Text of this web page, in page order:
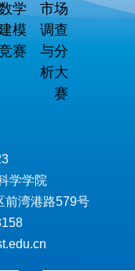
学
模
赛
市场
调查
与分
析大
赛
学学院
前湾港路579号